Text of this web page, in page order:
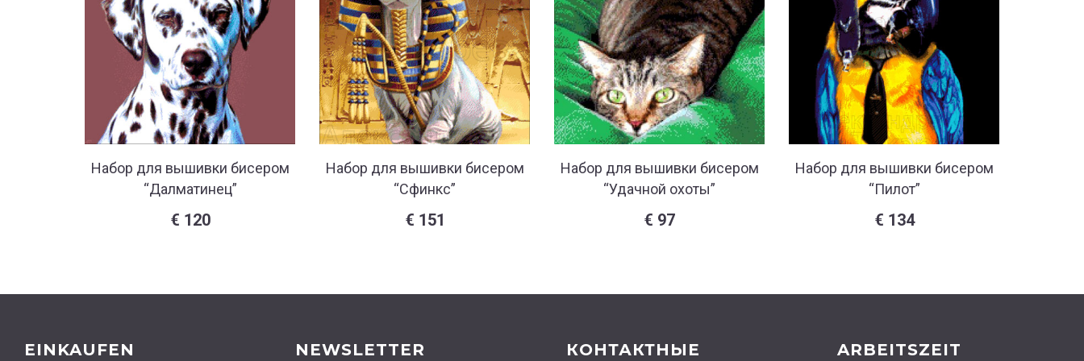
Набор для вышивки бисером
“Далматинец”
€ 120
Набор для вышивки бисером
“Сфинкс”
€ 151
Набор для вышивки бисером
“Удачной охоты”
€ 97
Набор для вышивки бисером
“Пилот”
€ 134
EINKAUFEN NEWSLETTER КОНТАКТНЫЕ ARBEITSZEIT